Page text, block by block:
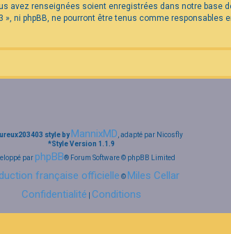
avez renseignées soient enregistrées dans notre
ni phpBB, ne pourront être tenus comme
style byMannixMD , adapté par Nicosfly
*Style Version 1.1.9
parphpBB® Forum Software © phpBB Limited
française officielle ©Miles Cellar
Confidentialité Conditions